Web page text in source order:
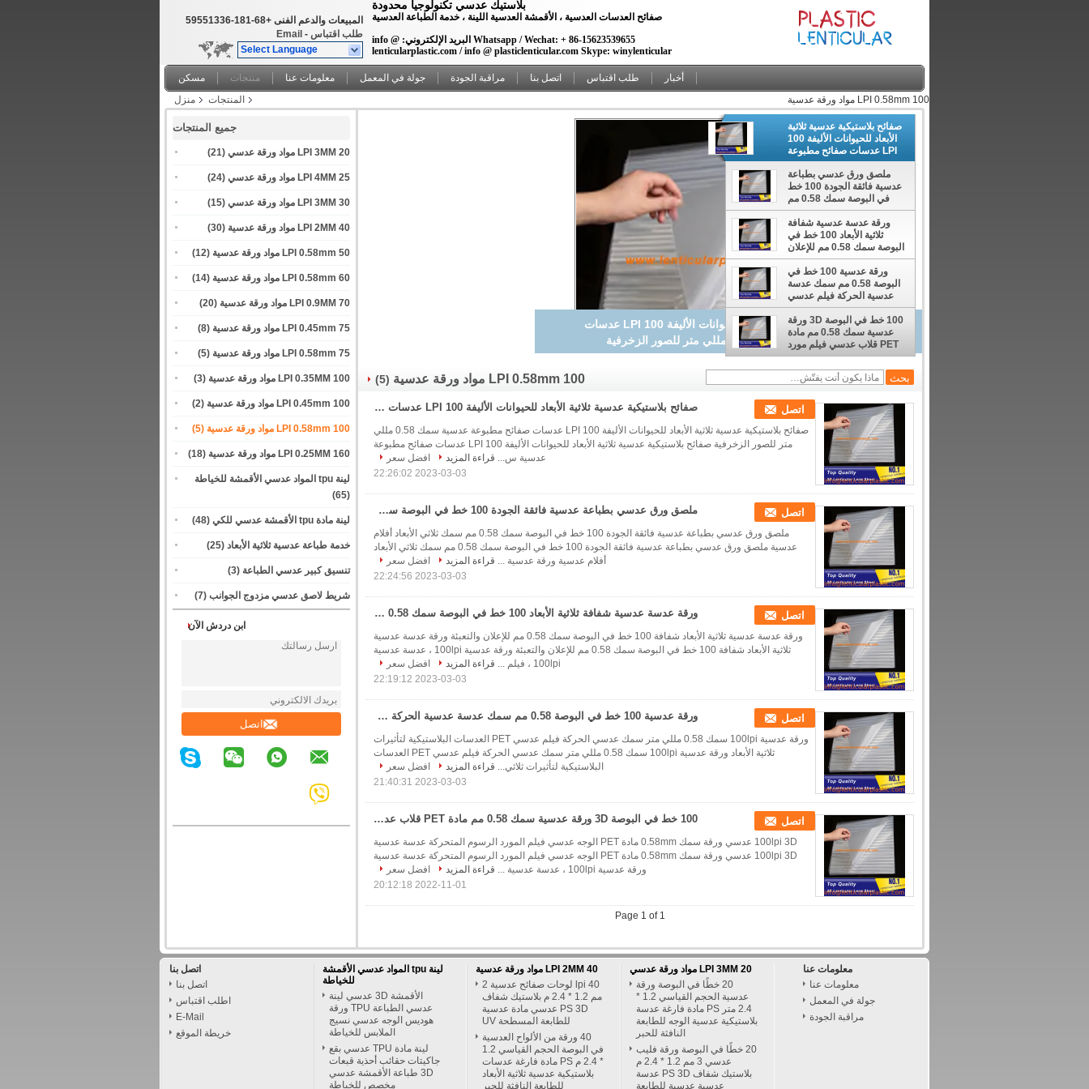
بلاستيك عدسي تكنولوجيا محدودة
صفائح العدسات العدسية ، الأقمشة العدسية اللينة ، خدمة الطباعة العدسية
Whatsapp / Wechat: + 86-15623539655 البريد الإلكتروني: info @
lenticularplastic.com / info @ plasticlenticular.com Skype: winylenticular
المبيعات والدعم الفنى +86-181-63315595
طلب اقتباس -
Email
Select Language
مسكن منتجات معلومات عنا جولة في المعمل مراقبة الجودة اتصل بنا طلب اقتباس
أخبار
منزل
المنتجات 100 LPI 0.58mm مواد ورقة عدسية
جميع المنتجات
20 LPI 3MM مواد ورقة عدسي (21)
25 LPI 4MM مواد ورقة عدسي (24)
30 LPI 3MM مواد ورقة عدسي (15)
40 LPI 2MM مواد ورقة عدسية (30)
50 LPI 0.58mm مواد ورقة عدسية (12)
60 LPI 0.58mm مواد ورقة عدسية (14)
70 LPI 0.9MM مواد ورقة عدسية (20)
75 LPI 0.45mm مواد ورقة عدسية (8)
75 LPI 0.58mm مواد ورقة عدسية (5)
100 LPI 0.35MM مواد ورقة عدسية (3)
100 LPI 0.45mm مواد ورقة عدسية (2)
100 LPI 0.58mm مواد ورقة عدسية (5)
160 LPI 0.25MM مواد ورقة عدسية (18)
لينة tpu المواد عدسي الأقمشة للخياطة
(65)
لينة مادة tpu الأقمشة عدسي للكي (48)
خدمة طباعة عدسية ثلاثية الأبعاد (25)
تنسيق كبير عدسي الطباعة (3)
شريط لاصق عدسي مزدوج الجوانب (7)
ابن دردش الآن
اتصل
صفائح بلاستيكية عدسية ثلاثية الأبعاد للحيوانات الأليفة 100 LPI عدسات
صفائح مطبوعة عدسية سمك 0.58 مللي متر للصور الزخرفية
صفائح بلاستيكية عدسية ثلاثية
الأبعاد للحيوانات الأليفة 100
LPI عدسات صفائح مطبوعة
عدسية سمك 0.58 مللي متر
للصور الزخرفية
ملصق ورق عدسي بطباعة
عدسية فائقة الجودة 100 خط
في البوصة سمك 0.58 مم
سمك ثلاثي الأبعاد أفلام عدسية
ورقة عدسة عدسية شفافة
ثلاثية الأبعاد 100 خط في
البوصة سمك 0.58 مم للإعلان
والتعبئة
ورقة عدسية 100 خط في
البوصة 0.58 مم سمك عدسة
عدسية الحركة فيلم عدسي
PET عدسات بلاستيكية
لتأثيرات ثلاثية الأبعاد
100 خط في البوصة 3D ورقة
عدسية سمك 0.58 مم مادة
PET قلاب عدسي فيلم مورد
الرسوم المتحركة عدسة
عدسية
100 LPI 0.58mm مواد ورقة عدسية (5)
صفائح بلاستيكية عدسية ثلاثية الأبعاد للحيوانات الأليفة 100 LPI عدسات صفائح مطبوعة عدسية سمك 0.58 مللي متر للصور الزخرفية اتصل
صفائح بلاستيكية عدسية ثلاثية الأبعاد للحيوانات الأليفة 100 LPI عدسات صفائح مطبوعة عدسية سمك 0.58 مللي
متر للصور الزخرفية صفائح بلاستيكية عدسية ثلاثية الأبعاد للحيوانات الأليفة 100 LPI عدسات صفائح مطبوعة
عدسية س... قراءة المزيد
افضل سعر
2023-03-03 22:26:02
ملصق ورق عدسي بطباعة عدسية فائقة الجودة 100 خط في البوصة سمك 0.58 مم سمك ثلاثي الأبعاد أفلام عدسية اتصل
ملصق ورق عدسي بطباعة عدسية فائقة الجودة 100 خط في البوصة سمك 0.58 مم سمك ثلاثي الأبعاد أفلام
عدسية ملصق ورق عدسي بطباعة عدسية فائقة الجودة 100 خط في البوصة سمك 0.58 مم سمك ثلاثي الأبعاد
أفلام عدسية ورقة عدسية ... قراءة المزيد
افضل سعر
2023-03-03 22:24:56
ورقة عدسة عدسية شفافة ثلاثية الأبعاد 100 خط في البوصة سمك 0.58 مم للإعلان والتعبئة اتصل
ورقة عدسة عدسية ثلاثية الأبعاد شفافة 100 خط في البوصة سمك 0.58 مم للإعلان والتعبئة ورقة عدسة عدسية
ثلاثية الأبعاد شفافة 100 خط في البوصة سمك 0.58 مم للإعلان والتعبئة ورقة عدسية 100lpi ، عدسة عدسية
100lpi ، فيلم ...
قراءة المزيد
افضل سعر
2023-03-03 22:19:12
ورقة عدسية 100 خط في البوصة 0.58 مم سمك عدسة عدسية الحركة فيلم عدسي PET عدسات بلاستيكية لتأثيرات ثلاثية الأبعاد اتصل
ورقة عدسية 100lpi سمك 0.58 مللي متر سمك عدسي الحركة فيلم عدسي PET العدسات البلاستيكية لتأثيرات
ثلاثية الأبعاد ورقة عدسية 100lpi سمك 0.58 مللي متر سمك عدسي الحركة فيلم عدسي PET العدسات
البلاستيكية لتأثيرات ثلاثي... قراءة المزيد
افضل سعر
2023-03-03 21:40:31
100 خط في البوصة 3D ورقة عدسية سمك 0.58 مم مادة PET قلاب عدسي فيلم مورد الرسوم المتحركة عدسة عدسية اتصل
100lpi 3D عدسي ورقة سمك 0.58mm مادة PET الوجه عدسي فيلم المورد الرسوم المتحركة عدسة عدسية
100lpi 3D عدسي ورقة سمك 0.58mm مادة PET الوجه عدسي فيلم المورد الرسوم المتحركة عدسة عدسية
ورقة عدسية 100lpi ، عدسة عدسية ...
قراءة المزيد
افضل سعر
2022-11-01 20:12:18
Page 1 of 1
معلومات عنا
معلومات عنا
جولة في المعمل
مراقبة الجودة
20 LPI 3MM مواد ورقة عدسي
20 خطًا في البوصة ورقة
عدسية الحجم القياسي 1.2 *
2.4 متر PS مادة فارغة عدسة
بلاستيكية عدسية الوجه للطابعة
النافثة للحبر
20 خطًا في البوصة ورقة فليب
عدسي 3 مم 1.2 * 2.4 م
بلاستيك شفاف PS 3D عدسة
عدسية عدسية للطابعة
40 LPI 2MM مواد ورقة عدسية
40 lpi لوحات صفائح عدسية 2
مم 1.2 * 2.4 م بلاستيك شفاف
PS 3D عدسي مادة عدسية
للطابعة المسطحة UV
40 ورقة من الألواح العدسية
في البوصة الحجم القياسي 1.2
* 2.4 م PS مادة فارغة عدسات
بلاستيكية عدسية ثلاثية الأبعاد
للطابعة النافثة للحبر
لينة tpu المواد عدسي الأقمشة
للخياطة
الأقمشة 3D عدسي لينة
عدسي الطباعة TPU ورقة
هوديس الوجه عدسي نسيج
الملابس للخياطة
لينة مادة TPU عدسي بقع
جاكيتات حقائب أحذية قبعات
3D طباعة الأقمشة عدسي
مخصص للخياطة
اتصل بنا
اتصل بنا
اطلب اقتباس
E-Mail
خريطة الموقع